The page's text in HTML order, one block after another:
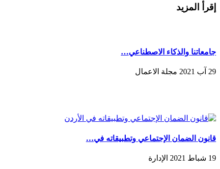
إقرأ المزيد
جامعاتنا والذكاء الاصطناعي…
29 آب 2021 مجلة الاعمال
قانون الضمان الإجتماعي وتطبيقاته في…
19 شباط 2021 الإدارة